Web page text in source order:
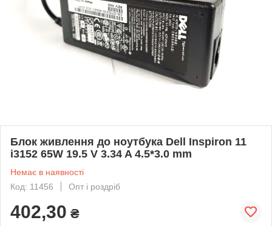
Блок живлення до ноутбука Dell Inspiron 11
i3152 65W 19.5 V 3.34 A 4.5*3.0 mm
Немає в наявності
Код: 11456
Опт і роздріб
402,30 ₴